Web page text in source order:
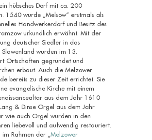
hübsches Dorf mit ca. 200
1540 wurde „Melsow“ erstmals als
Handwerkerdorf und Besitz des
urkundlich erwähnt. Mit der
deutscher Siedler in das
Slawenland wurden im 13.
Ortschaften gegründet und
erbaut. Auch die Melzower
bereits zu dieser Zeit errichtet. Sie
evangelische Kirche mit einem
aus dem Jahr 1610
& Dinse Orgel aus dem Jahr
wie auch Orgel wurden in den
liebevoll und aufwendig restauriert.
im Rahmen der „Melzower